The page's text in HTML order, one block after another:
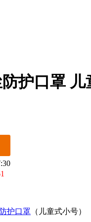
防护口罩
防护口罩 （儿童式小号）